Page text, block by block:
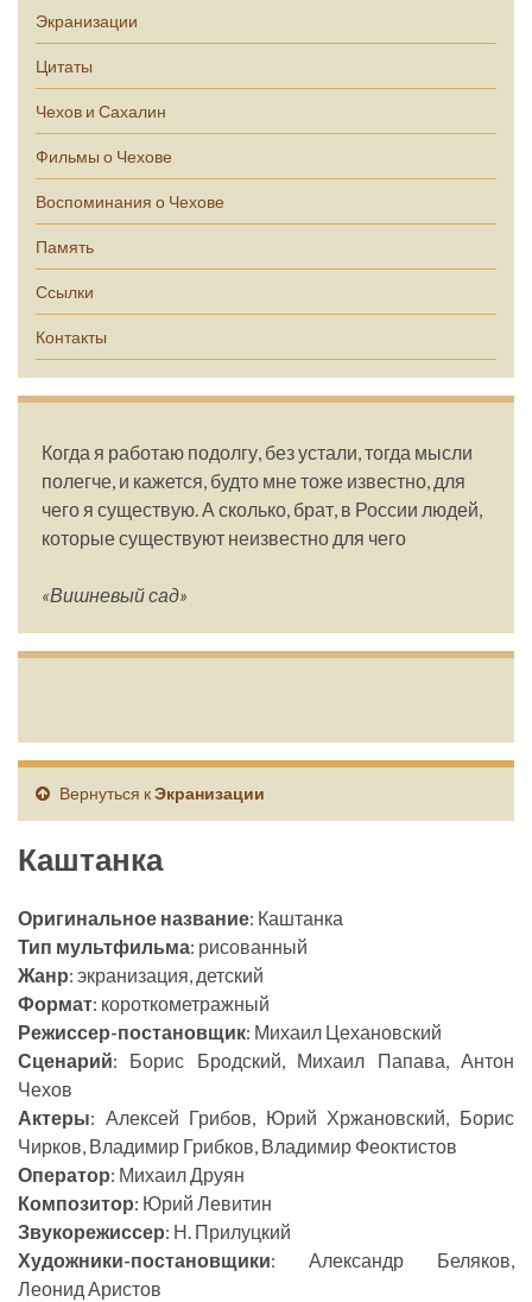
Экранизации
Цитаты
Чехов и Сахалин
Фильмы о Чехове
Воспоминания о Чехове
Память
Ссылки
Контакты
Когда я работаю подолгу, без устали, тогда мысли
полегче, и кажется, будто мне тоже известно, для
чего я существую. А сколько, брат, в России людей,
которые существуют неизвестно для чего
«Вишневый сад»
Вернуться кЭкранизации
Каштанка
Оригинальное название: Каштанка
Тип мультфильма: рисованный
Жанр: экранизация, детский
Формат: короткометражный
Режиссер-постановщик: Михаил Цехановский
Сценарий: Борис Бродский, Михаил Папава, Антон
Чехов
Актеры: Алексей Грибов, Юрий Хржановский, Борис
Чирков, Владимир Грибков, Владимир Феоктистов
Оператор: Михаил Друян
Композитор: Юрий Левитин
Звукорежиссер: Н. Прилуцкий
Художники-постановщики: Александр Беляков,
Леонид Аристов